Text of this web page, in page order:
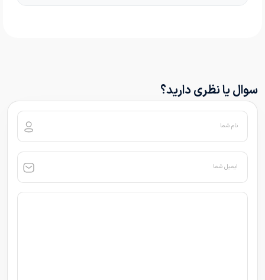
سوال یا نظری دارید؟
نام شما
ایمیل شما